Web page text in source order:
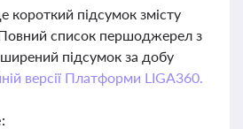
підсумок змісту
Повний список першоджерел з
підсумок за добу
версії Платформи LIGA360.